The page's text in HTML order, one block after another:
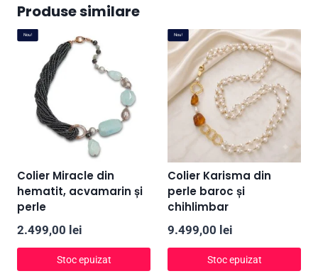
Produse similare
Nou!
Colier Miracle din
hematit, acvamarin și
perle
2.499,00 lei
Stoc epuizat
Nou!
Colier Karisma din
perle baroc și
chihlimbar
9.499,00 lei
Stoc epuizat